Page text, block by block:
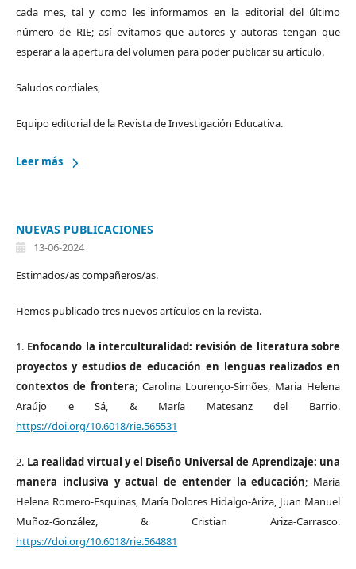
cada mes, tal y como les informamos en la editorial del último
número de RIE; así evitamos que autores y autoras tengan que
esperar a la apertura del volumen para poder publicar su artículo.
Saludos cordiales,
Equipo editorial de la Revista de Investigación Educativa.
Leer más
NUEVAS PUBLICACIONES
13-06-2024
Estimados/as compañeros/as.
Hemos publicado tres nuevos artículos en la revista.
1. Enfocando la interculturalidad: revisión de literatura sobre
proyectos y estudios de educación en lenguas realizados en
contextos de frontera; Carolina Lourenço-Simões, Maria Helena
Araújo e Sá, & María Matesanz del Barrio.
https://doi.org/10.6018/rie.565531
2. La realidad virtual y el Diseño Universal de Aprendizaje: una
manera inclusiva y actual de entender la educación; María
Helena Romero-Esquinas, María Dolores Hidalgo-Ariza, Juan Manuel
Muñoz-González, & Cristian Ariza-Carrasco.
https://doi.org/10.6018/rie.564881